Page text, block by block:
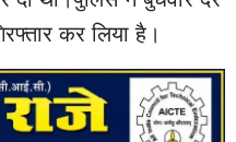
कर लिया है।